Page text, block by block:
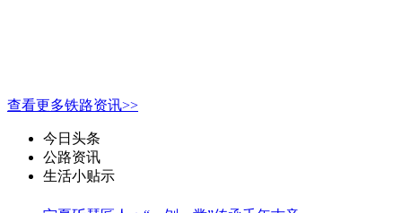
查看更多铁路资讯>>
今日头条
公路资讯
生活小贴示